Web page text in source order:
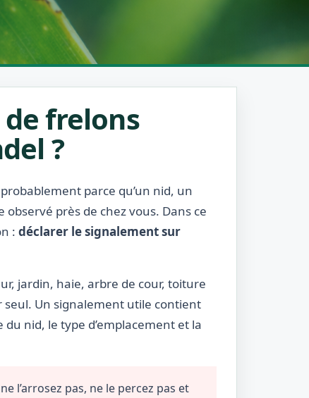
frelons
?
probablement parce qu’un nid, un
près de chez vous. Dans ce
: déclarer le signalement sur
jardin, haie, arbre de cour, toiture
Un signalement utile contient
nid, le type d’emplacement et la
l’arrosez pas, ne le percez pas et